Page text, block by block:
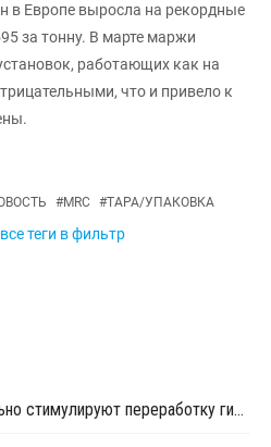
в Европе выросла на рекордные
за тонну. В марте маржи
работающих как на
что и привело к
#MRC #ТАРА/УПАКОВКА
теги в фильтр
Европа и США законодательно стимулируют переработку гибкой пластиковой упаковки